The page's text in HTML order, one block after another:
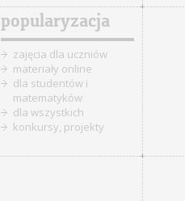
popularyzacja
zajęcia dla uczniów
materiały online
dla studentów i
matematyków
dla wszystkich
konkursy, projekty